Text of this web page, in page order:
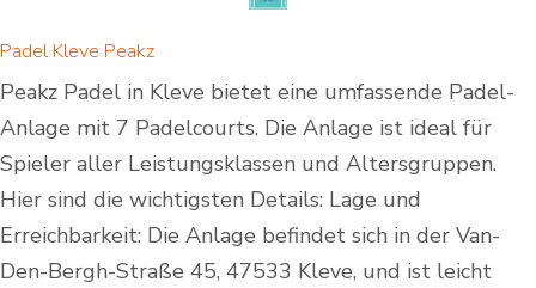
Padel Kleve Peakz
Peakz Padel in Kleve bietet eine umfassende Padel-
Anlage mit 7 Padelcourts. Die Anlage ist ideal für
Spieler aller Leistungsklassen und Altersgruppen.
Hier sind die wichtigsten Details: Lage und
Erreichbarkeit: Die Anlage befindet sich in der Van-
Den-Bergh-Straße 45, 47533 Kleve, und ist leicht